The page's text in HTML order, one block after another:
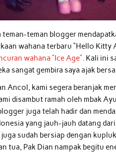
teman blogger
wahana terbaru “Hello Kitty
wahana “Ice Age”. Kali ini
sangat gembira saya ajak
Ancol, kami segera beranjak
disambut ramah oleh mbak
juga telah hadir dan
yang jauh-jauh datang
sudah bersiap dengan
tua, Pak Dian nampak begitu